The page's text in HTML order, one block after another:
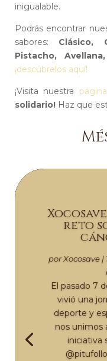
inigualable.
Podrás encontrar
sabores: Clásico,
Pistacho,
¡descúbrelos aquí!
¡Visita nuestra
solidario! Haz que
reto
porXocosave |
El pasado 7
vivió una
deporte y
nos unimos
iniciativa